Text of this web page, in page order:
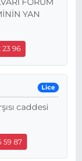
FORUM
YAN
23 96
Lice
caddesi
59 87